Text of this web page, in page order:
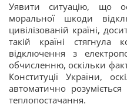
Уявити ситуацію, що
моральної шкоди
цивілізованій країні,
такій країні стягнула
відключення з
обчисленню, оскільки
Конституції України,
автоматично
теплопостачання.